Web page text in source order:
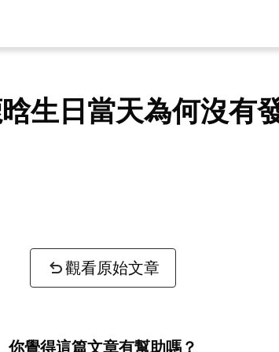
生日當天為何沒有
觀看原始文章
你覺得這篇文章有幫助嗎？